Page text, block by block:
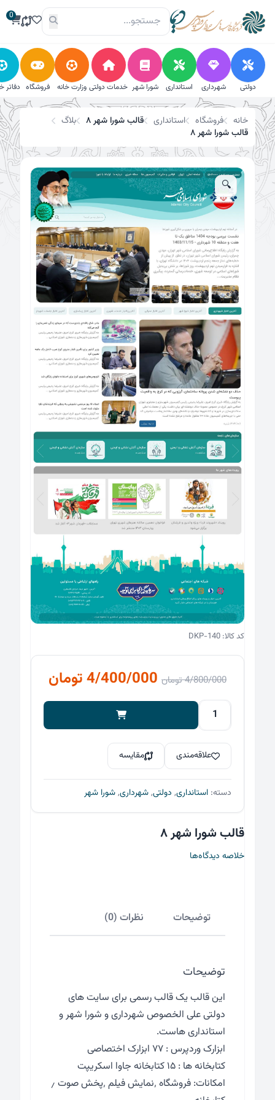
محتوا
0
دولتی شهرداری استانداری شورا شهر خدمات دولتی وزارت خانه فروشگاه دفاتر
خانه فروشگاه استانداری قالب شورا شهر ۸
بلاگ
قالب شورا شهر ۸
تخفیف!
🔍
کد کالا: DKP-140
قالب شورا شهر ۸
خلاصه دیدگاه‌ها
4/800/000تومان قیمت
اصلی
بود.
4/400/000تومان
فعلی
قالب
شهر
۸
عدد
علاقه‌مندی مقایسه
دسته: استانداری, دولتی,شهرداری,شورا شهر
توضیحات نظرات (0)
توضیحات
این قالب یک قالب رسمی برای سایت های
دولتی علی الخصوص شهرداری و شورا شهر و
استانداری هاست.
ابزارک وردپرس : ۷۷ ابزارک اختصاصی
کتابخانه ها : ۱۵ کتابخانه جاوا اسکریپت
امکانات: فروشگاه ٬‌نمایش فیلم ٬‌پخش صوت ٫